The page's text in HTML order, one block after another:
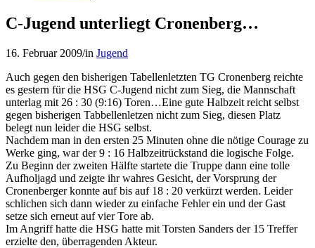
C-Jugend unterliegt Cronenberg…
16. Februar 2009/in Jugend
Auch gegen den bisherigen Tabellenletzten TG Cronenberg reichte
es gestern für die HSG C-Jugend nicht zum Sieg, die Mannschaft
unterlag mit 26 : 30 (9:16) Toren…Eine gute Halbzeit reicht selbst
gegen bisherigen Tabbellenletzen nicht zum Sieg, diesen Platz
belegt nun leider die HSG selbst.
Nachdem man in den ersten 25 Minuten ohne die nötige Courage zu
Werke ging, war der 9 : 16 Halbzeitrückstand die logische Folge.
Zu Beginn der zweiten Hälfte startete die Truppe dann eine tolle
Aufholjagd und zeigte ihr wahres Gesicht, der Vorsprung der
Cronenberger konnte auf bis auf 18 : 20 verkürzt werden. Leider
schlichen sich dann wieder zu einfache Fehler ein und der Gast
setze sich erneut auf vier Tore ab.
Im Angriff hatte die HSG hatte mit Torsten Sanders der 15 Treffer
erzielte den, überragenden Akteur.